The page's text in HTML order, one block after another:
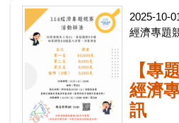
2025-10-
經濟專題
【專
經濟
訊